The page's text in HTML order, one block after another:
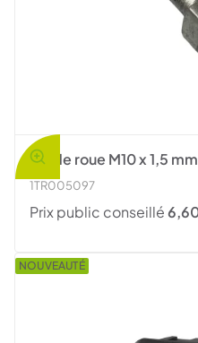
Vis de roue M10 x 1,5
1TR005097
Prix public conseillé
NOUVEAUTÉ